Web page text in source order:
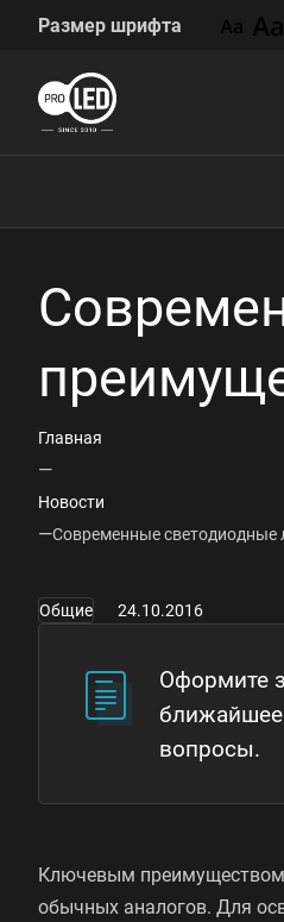
Размер шрифта
Главная
—
Новости
—Современные
Общие 24.10.2016
Оформите
вопросы.
Ключевым преимуществом
обычных аналогов. Для